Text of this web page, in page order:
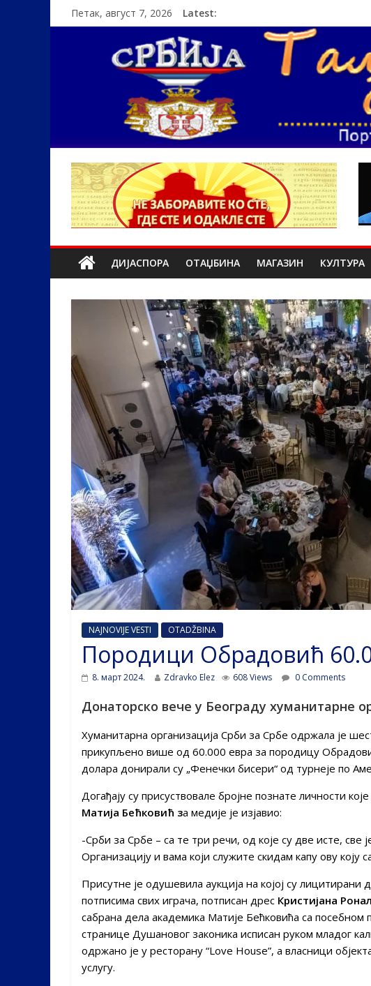
Петак, август 7, 2026 Latest:
ДИЈАСПОРА ОТАЏБИНА МАГАЗИН КУЛТУРА
NAJNOVIJE VESTI OTADŽBINA
Породици Обрадовић
8. март 2024. Zdravko Elez 608 Views 0 Comments
Донаторско вече у Београду хуманитарне
Хуманитарна организација Срби за Србе одржала је
прикупљено више од 60.000 евра за породицу
долара донирали су „Фенечки бисери“ од турнеје по
Догађају су присуствовале бројне познате личности
Матија Бећковић за медије је изјавио:
-Срби за Србе – са те три речи, од које су две исте, све
Организацију и вама који служите скидам капу ову коју
Присутне је одушевила аукција на којој су
потписима свих играча, потписан дрес Кристијана
сабрана дела академика Матије Бећковића са
странице Душановог законика исписан руком младог
одржано је у ресторану “Love House”, а власници
услугу.